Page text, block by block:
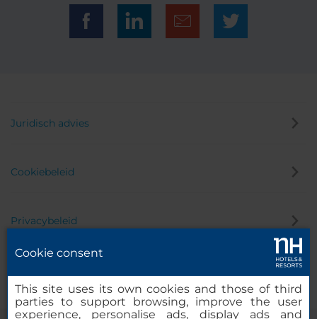
Juridisch advies
Cookiebeleid
Privacybeleid
Cookie consent
This site uses its own cookies and those of third
parties to support browsing, improve the user
experience, personalise ads, display ads and